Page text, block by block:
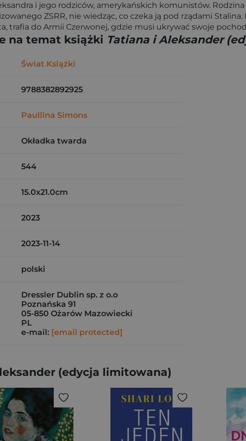
i jego rodziców, amerykańskich komunistów.
ZSRR, nie wiedząc, co czeka ją pod rządami
trafia do Armii Czerwonej, gdzie musi ukrywać swoje
na temat książki Tatiana i Aleksander
Świat Książki
9788382892925
Paullina Simons
Okładka twarda
544
15.0x21.0cm
2023
2023-11-14
polski
Dressler Dublin sp. z o.o
Poznańska 91
05-850 Ożarów Mazowiecki
PL
e-mail: [email protected]
(edycja limitowana)